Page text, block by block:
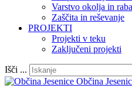
Varstvo okolja in
Zaščita in reševanje
PROJEKTI
Projekti v teku
Zaključeni projekti
Išči ...
Občina